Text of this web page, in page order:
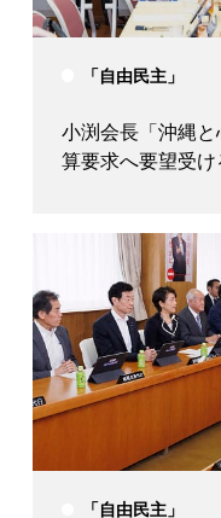
「自由民主」
小渕会長「沖縄
算要求へ要望受け
「自由民主」